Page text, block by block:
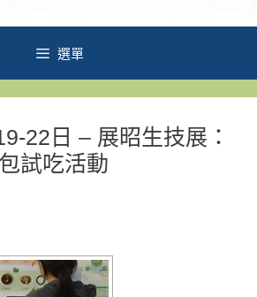
選單
22日 – 展昭生技展：
試吃活動